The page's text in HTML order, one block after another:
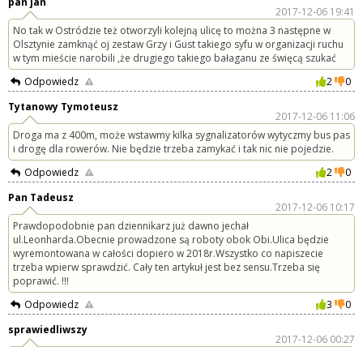
2017-12-06 19:41
No tak w Ostródzie też otworzyli kolejną ulicę to można 3 następne w
Olsztynie zamknąć oj zestaw Grzy i Gust takiego syfu w organizacji ruchu
w tym mieście narobili ,że drugiego takiego bałaganu ze święcą szukać
Odpowiedz
2
0
Tytanowy Tymoteusz
2017-12-06 11:06
Droga ma z 400m, może wstawmy kilka sygnalizatorów wytyczmy bus pas
i drogę dla rowerów. Nie będzie trzeba zamykać i tak nic nie pojedzie.
Odpowiedz
2
0
Pan Tadeusz
2017-12-06 10:17
Prawdopodobnie pan dziennikarz już dawno jechał
ul.Leonharda.Obecnie prowadzone są roboty obok Obi.Ulica będzie
wyremontowana w całości dopiero w 2018r.Wszystko co napiszecie
trzeba wpierw sprawdzić. Cały ten artykuł jest bez sensu.Trzeba się
poprawić. !!!
Odpowiedz
3
0
sprawiedliwszy
2017-12-06 00:27